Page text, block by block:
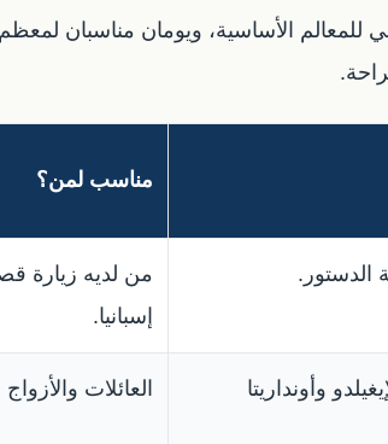
الأساسية، ويومان مناسبان لمعظم
مناسب لمن؟
الدستور.
من لديه زيارة
إسبانيا.
وأونداريتا
العائلات